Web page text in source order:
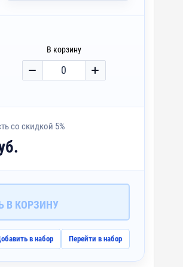
В корзину
со скидкой 5%
В КОРЗИНУ
в набор Перейти в набор